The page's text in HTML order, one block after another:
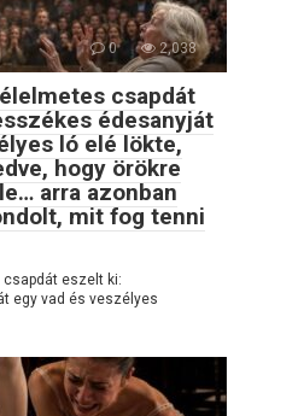
0 2,038
csapdát
édesanyját
ló elé lökte,
hogy örökre
arra azonban
mit fog tenni
eszelt ki:
egy vad és veszélyes